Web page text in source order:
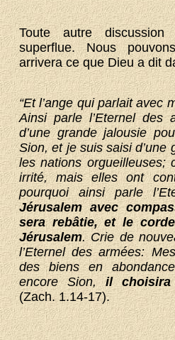
Toute autre
superflue. Nous
arrivera ce que Dieu a dit
“Et l’ange qui parlait avec
Ainsi parle l’Eternel des
d’une grande jalousie
Sion, et je suis saisi d’une
les nations orgueilleuses;
irrité, mais elles ont
pourquoi ainsi parle
Jérusalem avec
sera rebâtie, et le
Jérusalem. Crie de
l’Eternel des armées:
des biens en
encore Sion,il choisira
(Zach. 1.14-17).